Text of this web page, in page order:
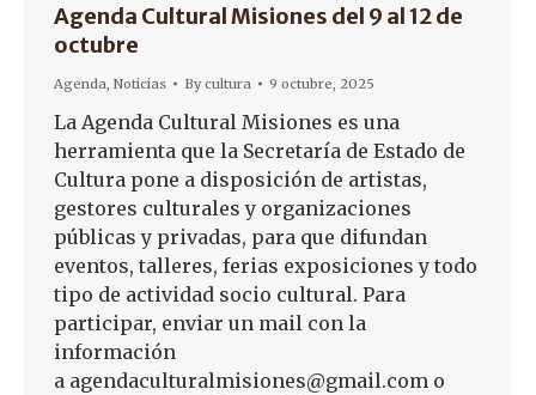
Agenda Cultural Misiones del 9 al 12 de
octubre
Agenda Noticias Bycultura 9 octubre, 2025
La Agenda Cultural Misiones es una
herramienta que la Secretaría de Estado de
Cultura pone a disposición de artistas,
gestores culturales y organizaciones
públicas y privadas, para que difundan
eventos, talleres, ferias exposiciones y todo
tipo de actividad socio cultural. Para
participar, enviar un mail con la
información
a agendaculturalmisiones@gmail.com o